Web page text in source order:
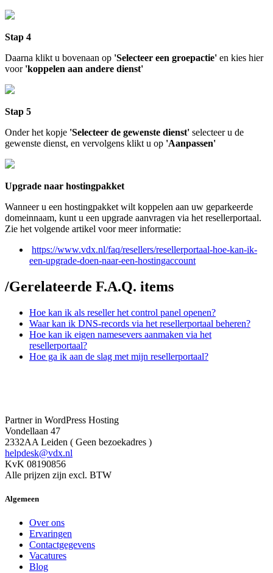
Stap 4
Daarna klikt u bovenaan op 'Selecteer een groepactie' en kies hier
voor'koppelen aan andere dienst'
Stap 5
Onder het kopje 'Selecteer de gewenste dienst' selecteer u de
gewenste dienst, en vervolgens klikt u op 'Aanpassen'
Upgrade naar hostingpakket
Wanneer u een hostingpakket wilt koppelen aan uw geparkeerde
domeinnaam, kunt u een upgrade aanvragen via het resellerportaal.
Zie het volgende artikel voor meer informatie:
https://www.vdx.nl/faq/resellers/resellerportaal-hoe-kan-ik-
een-upgrade-doen-naar-een-hostingaccount
/Gerelateerde F.A.Q. items
Hoe kan ik als reseller het control panel openen?
Waar kan ik DNS-records via het resellerportaal beheren?
Hoe kan ik eigen namesevers aanmaken via het
resellerportaal?
Hoe ga ik aan de slag met mijn resellerportaal?
Partner in WordPress Hosting
Vondellaan 47
2332AA Leiden ( Geen bezoekadres )
helpdesk@vdx.nl
KvK 08190856
Alle prijzen zijn excl. BTW
Algemeen
Over ons
Ervaringen
Contactgegevens
Vacatures
Blog